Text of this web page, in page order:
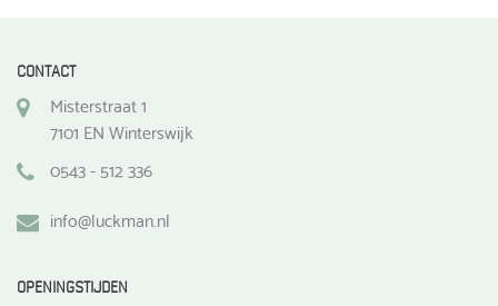
CONTACT
Misterstraat 1
7101 EN Winterswijk
0543 - 512 336
info@luckman.nl
OPENINGSTIJDEN